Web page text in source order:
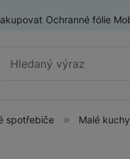
Ochranné fólie
spotřebiče Malé